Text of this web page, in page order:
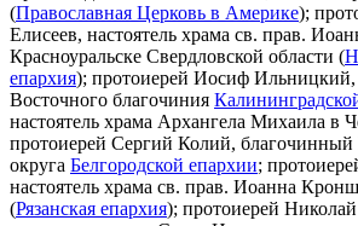
(Православная Церковь в Америке);
Елисеев, настоятель храма св. прав.
Красноуральске Свердловской области (
епархия); протоиерей Иосиф
Восточного благочиния
настоятель храма Архангела Михаила в
протоиерей Сергий Колий, благочинный
округа Белгородской епархии;
настоятель храма св. прав. Иоанна
(Рязанская епархия); протоиерей